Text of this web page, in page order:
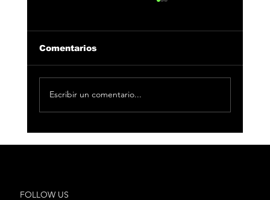
Comentarios
Escribir un comentario...
FOLLOW US